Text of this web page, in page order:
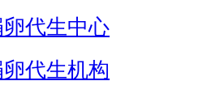
代生中心
代生机构